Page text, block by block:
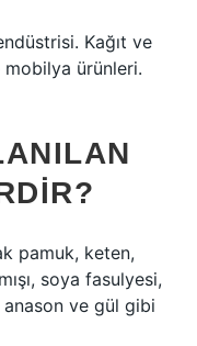
Kağıt ve
mobilya ürünleri.
pamuk, keten,
soya fasulyesi,
anason ve gül gibi